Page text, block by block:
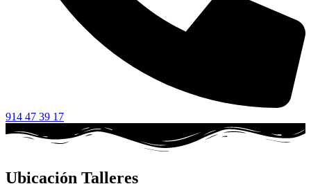
914 47 39 17
Ubicación Talleres